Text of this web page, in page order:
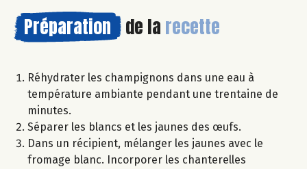
Préparation de la recette
Réhydrater les champignons dans une eau à
température ambiante pendant une trentaine de
minutes.
Séparer les blancs et les jaunes des œufs.
Dans un récipient, mélanger les jaunes avec le
fromage blanc. Incorporer les chanterelles